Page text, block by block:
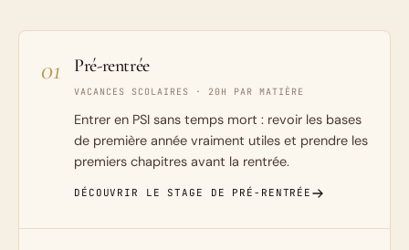
01 Pré-rentrée
VACANCES SCOLAIRES · 20H PAR MATIÈRE
Entrer en PSI sans temps mort : revoir les bases
de première année vraiment utiles et prendre les
premiers chapitres avant la rentrée.
DÉCOUVRIR LE STAGE DE PRÉ-RENTRÉE